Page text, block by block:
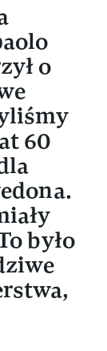
o
60
było